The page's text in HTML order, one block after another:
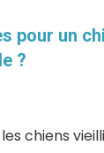
pour un
?
chiens